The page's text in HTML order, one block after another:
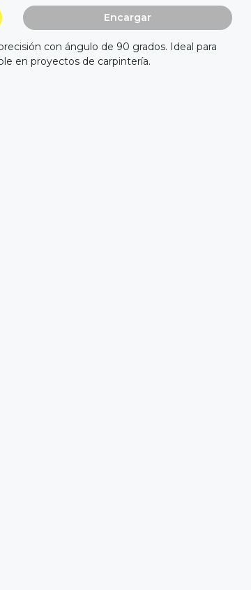
Encargar
con ángulo de 90 grados. Ideal para
en proyectos de carpintería.